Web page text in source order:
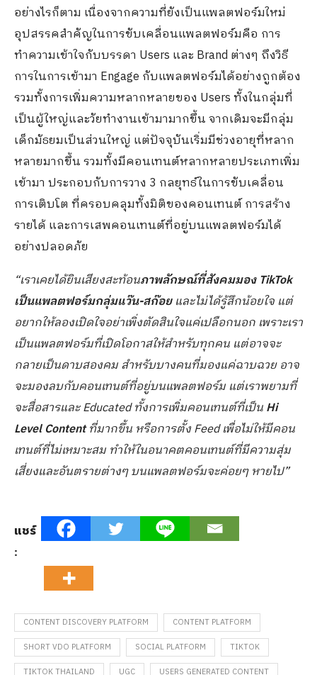
อย่างไรก็ตาม เนื่องจากความที่ยังเป็นแพลตฟอร์มใหม่ ​​
อุปสรรคสำคัญในการขับเคลื่อนแพลตฟอร์ม​คือ การ
ทำความเข้าใจกับบรรดา Users และ Brand ต่างๆ ถึง​วิธี
การในการเข้ามา Engage กับแพลตฟอร์มได้อย่างถูกต้อง
รวมทั้งการเพิ่มความหลากหลายของ Users ทั้งในกลุ่มที่
เป็นผู้ใหญ่และวัยทำงานเข้ามามากขึ้น ​จากเดิมจะมีกลุ่ม
เด็กมัธยมเป็นส่วนใหญ่ แต่ปัจจุบันเริ่มมีช่วงอายุที่หลาก
หลายมากขึ้น รวมทั้งมีคอนเทนต์หลากหลายประเภทเพิ่ม
เข้ามา​ ประกอบกับการวาง 3 กลยุทธ์ในการขับเคลื่อน
การเติบโต​ ที่ครอบคลุมทั้งมิติของคอนเทนต์ การสร้าง
รายได้ และการเสพคอนเทนต์ที่อยู่บนแพลตฟอร์มได้
อย่างปลอดภัย
“เราเคยได้ยินเสียงสะท้อนภาพลักษณ์ที่สังคมมอง TikTok
เป็นแพลตฟอร์มกลุ่มแว๊น-สก๊อยและไม่ได้รู้สึกน้อยใจ แต่
อยากให้ลองเปิดใจอย่าเพิ่งตัดสินใจแค่เปลือกนอก เพราะเรา
เป็นแพลตฟอร์มที่เปิดโอกาสให้สำหรับทุกคน แต่อาจจะ
กลายเป็นดาบสองคม สำหรับบางคนที่มองแค่ฉาบฉวย อาจ
จะมองลบกับคอนเทนต์ที่อยู่บนแพลตฟอร์ม แต่เราพยามที่
จะสื่อสารและ Educated ทั้งการเพิ่มคอนเทนต์ที่เป็นHi
Level Contentที่มากขึ้น หรือการตั้ง Feed เพื่อไม่ให้มีคอน
เทนต์ที่ไม่เหมาะสม ทำให้ในอนาคตคอนเทนต์ที่มีความสุ่ม
เสี่ยงและอันตรายต่างๆ บนแพลตฟอร์มจะค่อยๆ หายไป”
แชร์
:
CONTENT DISCOVERY PLATFORM
CONTENT PLATFORM
SHORT VDO PLATFORM
SOCIAL PLATFORM
TIKTOK
TIKTOK THAILAND
UGC USERS GENERATED CONTENT